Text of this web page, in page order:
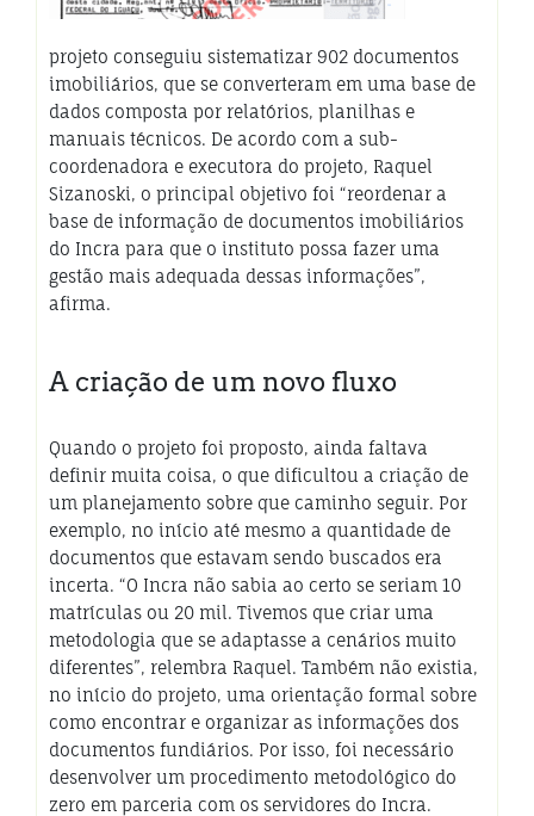
projeto conseguiu sistematizar 902 documentos
imobiliários, que se converteram em uma base de
dados composta por relatórios, planilhas e
manuais técnicos. De acordo com a sub-
coordenadora e executora do projeto, Raquel
Sizanoski, o principal objetivo foi “reordenar a
base de informação de documentos imobiliários
do Incra para que o instituto possa fazer uma
gestão mais adequada dessas informações”,
afirma.
A criação de um novo fluxo
Quando o projeto foi proposto, ainda faltava
definir muita coisa, o que dificultou a criação de
um planejamento sobre que caminho seguir. Por
exemplo, no início até mesmo a quantidade de
documentos que estavam sendo buscados era
incerta. “O Incra não sabia ao certo se seriam 10
matrículas ou 20 mil. Tivemos que criar uma
metodologia que se adaptasse a cenários muito
diferentes”, relembra Raquel. Também não existia,
no início do projeto, uma orientação formal sobre
como encontrar e organizar as informações dos
documentos fundiários. Por isso, foi necessário
desenvolver um procedimento metodológico do
zero em parceria com os servidores do Incra.